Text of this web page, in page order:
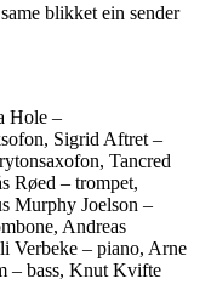
blikket ein sender
Hole –
Sigrid Aftret –
Tancred
Røed – trompet,
Murphy Joelson –
Andreas
Verbeke – piano, Arne
– bass, Knut Kvifte